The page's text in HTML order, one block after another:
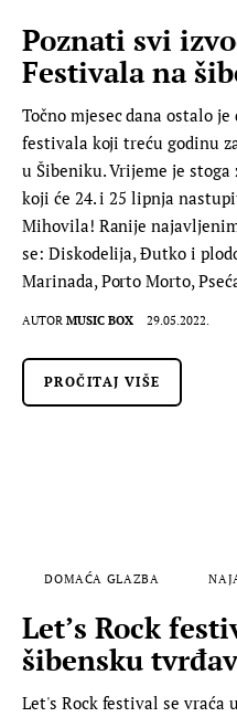
Poznati svi
Festivala na
Točno mjesec dana ostalo
festivala koji treću godinu
u Šibeniku. Vrijeme je
koji će 24. i 25 lipnja
Mihovila! Ranije
se: Diskodelija, Đutko i
Marinada, Porto Morto,
AUTOR MUSIC BOX 29.05.2022.
PROČITAJ VIŠE
DOMAĆA GLAZBA
Let’s Rock
šibensku
Let's Rock festival se vraća